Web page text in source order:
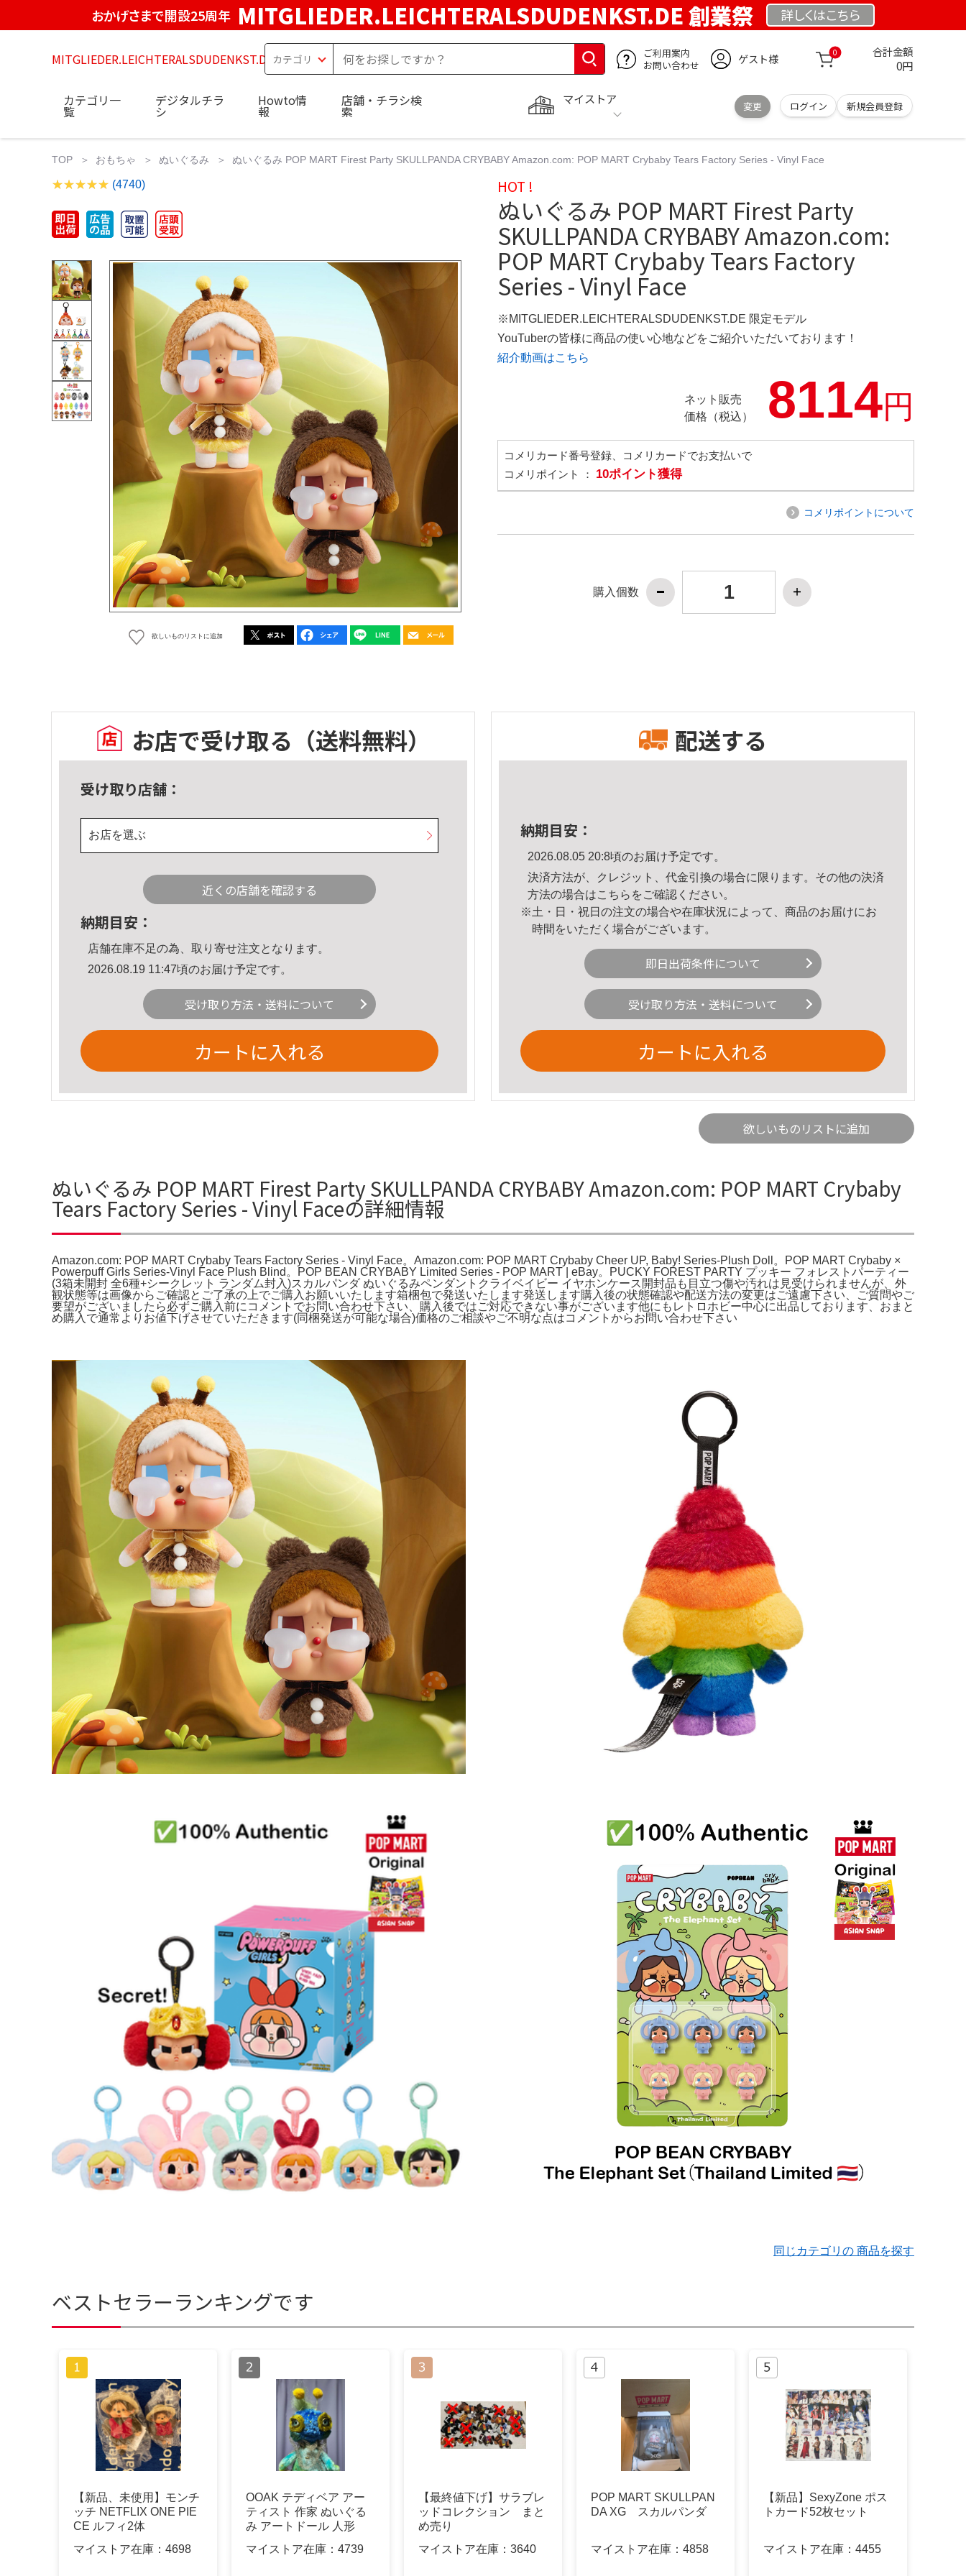
おかげさまで開設25周年 MITGLIEDER.LEICHTERALSDUDENKST.DE 創業祭 詳しくはこちら
MITGLIEDER.LEICHTERALSDUDENKST.DE
ご利用案内
お問い合わせ
ゲスト様 0 合計金額
0円
マイストア
変更 ログイン 新規会員登録
カテゴリ一
覧
デジタルチラ
シ
Howto情
報
店舗・チラシ検
索
TOP おもちゃ ぬいぐるみ ぬいぐるみ POP MART Firest Party SKULLPANDA CRYBABY Amazon.com: POP MART Crybaby Tears Factory Series - Vinyl Face
(4740)
欲しいものリストに追加
HOT !
ぬいぐるみ POP MART Firest Party
SKULLPANDA CRYBABY Amazon.com:
POP MART Crybaby Tears Factory
Series - Vinyl Face
※MITGLIEDER.LEICHTERALSDUDENKST.DE 限定モデル
YouTuberの皆様に商品の使い心地などをご紹介いただいております！
紹介動画はこちら
ネット販売
価格（税込）
8114円
コメリカード番号登録、コメリカードでお支払いで
コメリポイント ： 10ポイント獲得
コメリポイントについて
購入個数
お店で受け取る （送料無料）
受け取り店舗：
お店を選ぶ
近くの店舗を確認する
納期目安：
店舗在庫不足の為、取り寄せ注文となります。
2026.08.19 11:47頃のお届け予定です。
受け取り方法・送料について
カートに入れる
配送する
納期目安：
2026.08.05 20:8頃のお届け予定です。
決済方法が、クレジット、代金引換の場合に限ります。その他の決済
方法の場合はこちら をご確認ください。
※土・日・祝日の注文の場合や在庫状況によって、商品のお届けにお
時間をいただく場合がございます。
即日出荷条件について
受け取り方法・送料について
カートに入れる
欲しいものリストに追加
ぬいぐるみ POP MART Firest Party SKULLPANDA CRYBABY Amazon.com: POP MART Crybaby
Tears Factory Series - Vinyl Faceの詳細情報
Amazon.com: POP MART Crybaby Tears Factory Series - Vinyl Face。Amazon.com: POP MART Crybaby Cheer UP, Baby! Series-Plush Doll。POP MART Crybaby ×
Powerpuff Girls Series-Vinyl Face Plush Blind。POP BEAN CRYBABY Limited Series - POP MART | eBay。PUCKY FOREST PARTY プッキー フォレストパーティー
(3箱未開封 全6種+シークレット ランダム封入)スカルパンダ ぬいぐるみペンダントクライベイビー イヤホンケース開封品も目立つ傷や汚れは見受けられませんが、外
観状態等は画像からご確認とご了承の上でご購入お願いいたします箱梱包で発送いたします発送します購入後の状態確認や配送方法の変更はご遠慮下さい、ご質問やご
要望がございましたら必ずご購入前にコメントでお問い合わせ下さい、購入後ではご対応できない事がございます他にもレトロホビー中心に出品しております、おまと
め購入で通常よりお値下げさせていただきます(同梱発送が可能な場合)価格のご相談やご不明な点はコメントからお問い合わせ下さい
同じカテゴリの 商品を探す
ベストセラーランキングです
【新品、未使用】モンチ
ッチ NETFLIX ONE PIE
CE ルフィ2体
マイストア在庫： 4698
OOAK テディベア アー
ティスト 作家 ぬいぐる
み アートドール 人形
マイストア在庫： 4739
【最終値下げ】サラブレ
ッドコレクション まと
め売り
マイストア在庫： 3640
POP MART SKULLPAN
DA XG スカルパンダ
マイストア在庫： 4858
【新品】SexyZone ポス
トカード52枚セット
マイストア在庫： 4455